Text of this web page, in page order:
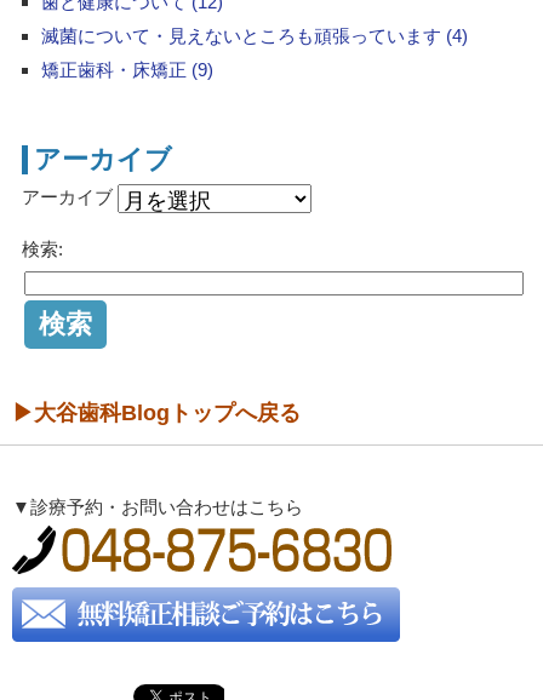
滅菌について・見えないところも頑張っています (4)
矯正歯科・床矯正 (9)
アーカイブ
アーカイブ
検索:
▶大谷歯科Blogトップへ戻る
▼診療予約・お問い合わせはこちら